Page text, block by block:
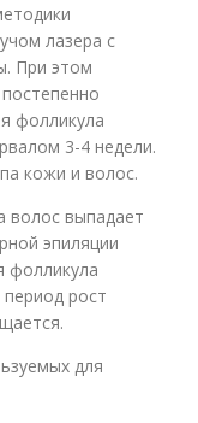
лазера с
При этом
фолликула
3-4 недели.
кожи и волос.
волос выпадает
эпиляции
фолликула
рост
для